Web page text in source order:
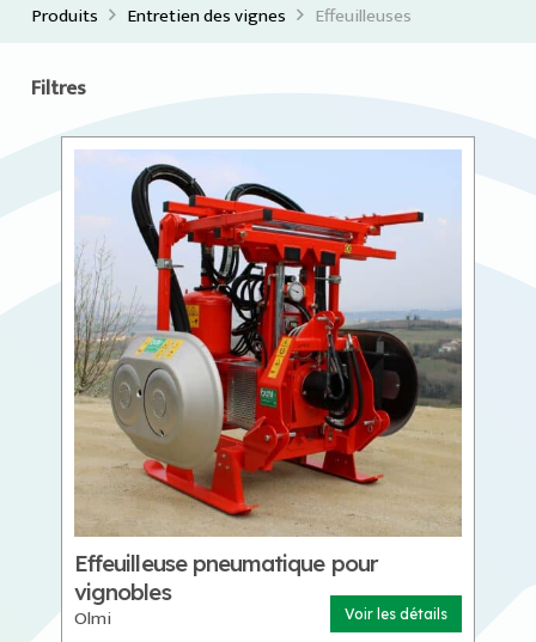
Produits Entretien des vignes Effeuilleuses
Filtres
Effeuilleuse pneumatique pour
vignobles
Olmi Voir les détails